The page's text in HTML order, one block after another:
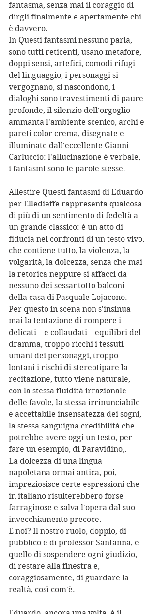
fantasma, senza mai il coraggio di
dirgli finalmente e apertamente chi
è davvero.
In Questi fantasmi nessuno parla,
sono tutti reticenti, usano metafore,
doppi sensi, artefici, comodi rifugi
del linguaggio, i personaggi si
vergognano, si nascondono, i
dialoghi sono travestimenti di paure
profonde, il silenzio dell'orgoglio
ammanta l'ambiente scenico, archi e
pareti color crema, disegnate e
illuminate dall'eccellente Gianni
Carluccio: l'allucinazione è verbale,
i fantasmi sono le parole stesse.
Allestire Questi fantasmi di Eduardo
per Elledieffe rappresenta qualcosa
di più di un sentimento di fedeltà a
un grande classico: è un atto di
fiducia nei confronti di un testo vivo,
che contiene tutto, la violenza, la
volgarità, la dolcezza, senza che mai
la retorica neppure si affacci da
nessuno dei sessantotto balconi
della casa di Pasquale Lojacono.
Per questo in scena non s'insinua
mai la tentazione di rompere i
delicati – e collaudati – equilibri del
dramma, troppo ricchi i tessuti
umani dei personaggi, troppo
lontani i rischi di stereotipare la
recitazione, tutto viene naturale,
con la stessa fluidità irrazionale
delle favole, la stessa irrinunciabile
e accettabile insensatezza dei sogni,
la stessa sanguigna credibilità che
potrebbe avere oggi un testo, per
fare un esempio, di Paravidino,.
La dolcezza di una lingua
napoletana ormai antica, poi,
impreziosisce certe espressioni che
in italiano risulterebbero forse
farraginose e salva l'opera dal suo
invecchiamento precoce.
E noi? Il nostro ruolo, doppio, di
pubblico e di professor Santanna, è
quello di sospendere ogni giudizio,
di restare alla finestra e,
coraggiosamente, di guardare la
realtà, così com'è.